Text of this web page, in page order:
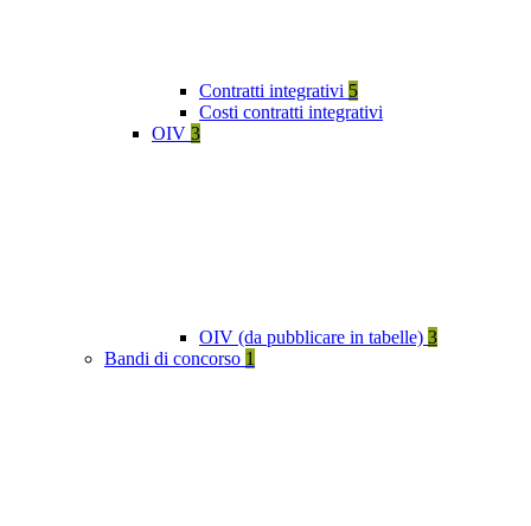
Contratti integrativi 5
Costi contratti integrativi
OIV 3
OIV (da pubblicare in tabelle) 3
Bandi di concorso 1